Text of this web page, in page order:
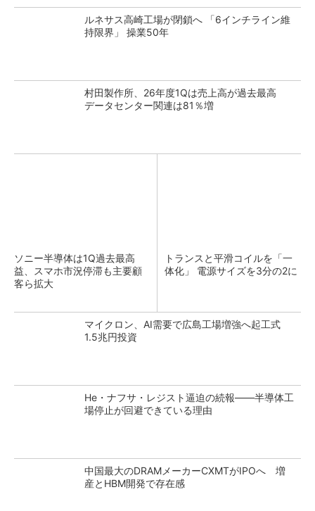
ルネサス高崎工場が閉鎖へ 「6インチライン維
持限界」 操業50年
村田製作所、26年度1Qは売上高が過去最高
データセンター関連は81％増
ソニー半導体は1Q過去最高
益、スマホ市況停滞も主要顧
客ら拡大
トランスと平滑コイルを「一
体化」 電源サイズを3分の2に
マイクロン、AI需要で広島工場増強へ起工式
1.5兆円投資
He・ナフサ・レジスト逼迫の続報――半導体工
場停止が回避できている理由
中国最大のDRAMメーカーCXMTがIPOへ 増
産とHBM開発で存在感